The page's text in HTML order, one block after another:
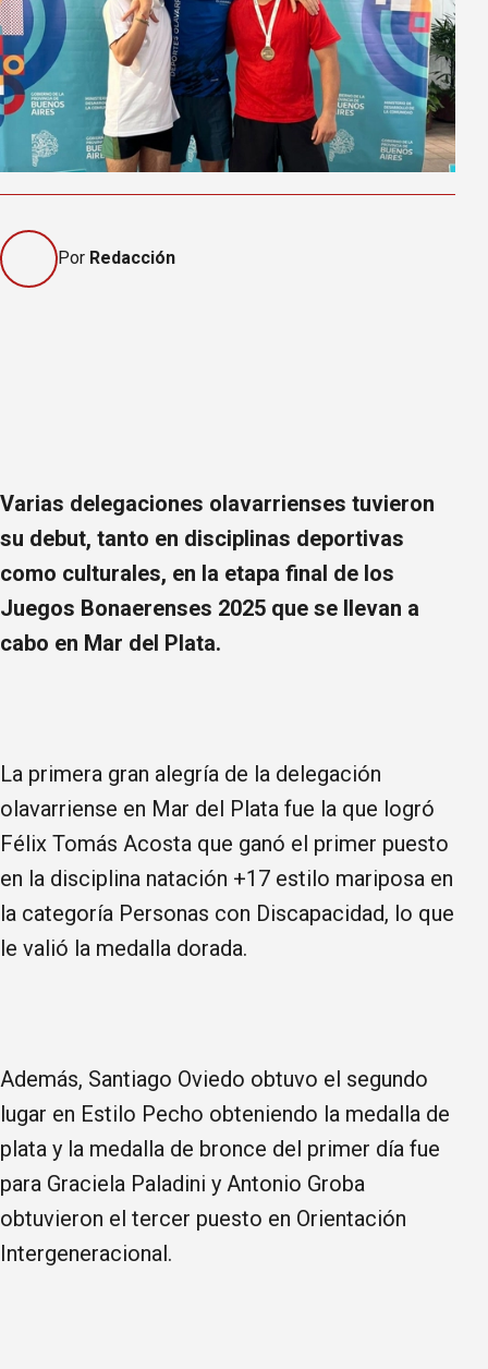
Por Redacción
Varias delegaciones olavarrienses tuvieron
su debut, tanto en disciplinas deportivas
como culturales, en la etapa final de los
Juegos Bonaerenses 2025 que se llevan a
cabo en Mar del Plata.
La primera gran alegría de la delegación
olavarriense en Mar del Plata fue la que logró
Félix Tomás Acosta que ganó el primer puesto
en la disciplina natación +17 estilo mariposa en
la categoría Personas con Discapacidad, lo que
le valió la medalla dorada.
Además, Santiago Oviedo obtuvo el segundo
lugar en Estilo Pecho obteniendo la medalla de
plata y la medalla de bronce del primer día fue
para Graciela Paladini y Antonio Groba
obtuvieron el tercer puesto en Orientación
Intergeneracional.